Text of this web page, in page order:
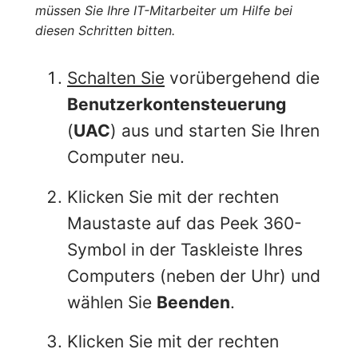
müssen Sie Ihre IT-Mitarbeiter um Hilfe bei
diesen Schritten bitten.
Schalten Sie vorübergehend die
Benutzerkontensteuerung
(UAC) aus und starten Sie Ihren
Computer neu.
Klicken Sie mit der rechten
Maustaste auf das Peek 360-
Symbol in der Taskleiste Ihres
Computers (neben der Uhr) und
wählen Sie Beenden.
Klicken Sie mit der rechten